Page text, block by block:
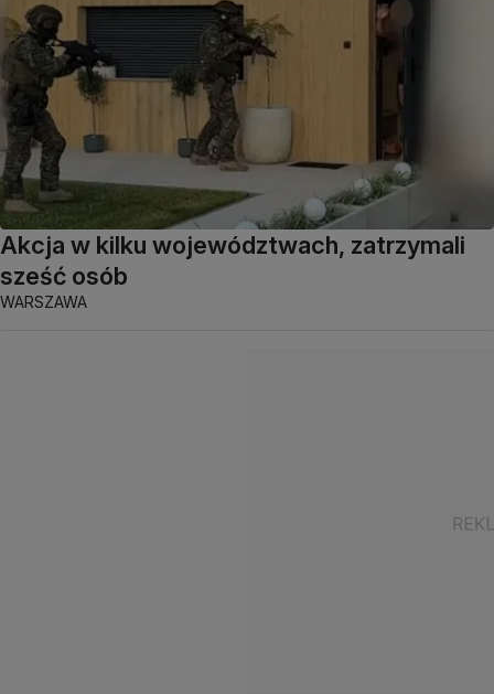
Akcja w kilku województwach, zatrzymali
sześć osób
WARSZAWA